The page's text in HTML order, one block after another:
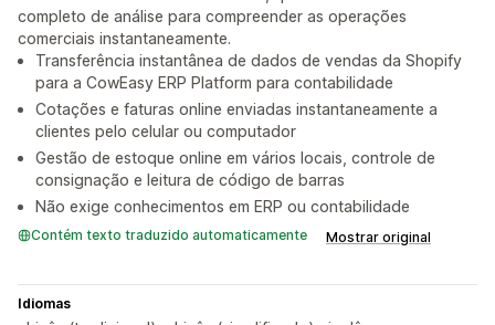
completo de análise para compreender as operações
comerciais instantaneamente.
Transferência instantânea de dados de vendas da Shopify
para a CowEasy ERP Platform para contabilidade
Cotações e faturas online enviadas instantaneamente a
clientes pelo celular ou computador
Gestão de estoque online em vários locais, controle de
consignação e leitura de código de barras
Não exige conhecimentos em ERP ou contabilidade
Contém texto traduzido automaticamente Mostrar original
Idiomas